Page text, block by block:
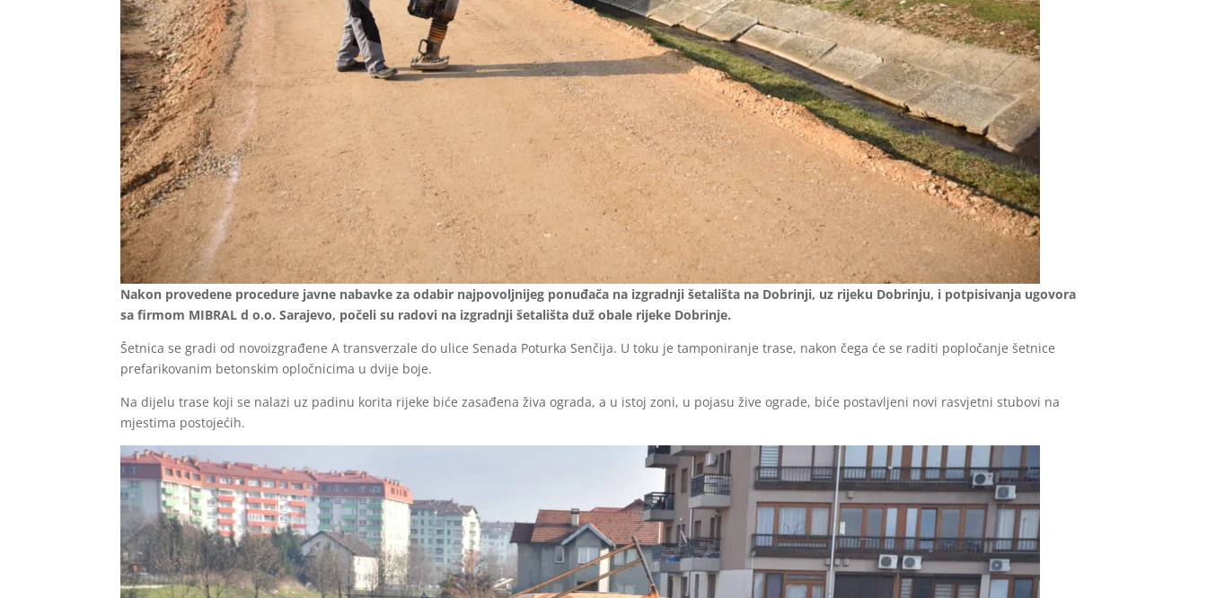
Nakon provedene procedure javne nabavke za odabir najpovoljnijeg ponuđača na izgradnji šetališta na Dobrinji, uz rijeku Dobrinju, i potpisivanja ugovora
sa firmom MIBRAL d o.o. Sarajevo, počeli su radovi na izgradnji šetališta duž obale rijeke Dobrinje.
Šetnica se gradi od novoizgrađene A transverzale do ulice Senada Poturka Senčija. U toku je tamponiranje trase, nakon čega će se raditi popločanje šetnice
prefarikovanim betonskim opločnicima u dvije boje.
Na dijelu trase koji se nalazi uz padinu korita rijeke biće zasađena živa ograda, a u istoj zoni, u pojasu žive ograde, biće postavljeni novi rasvjetni stubovi na
mjestima postojećih.